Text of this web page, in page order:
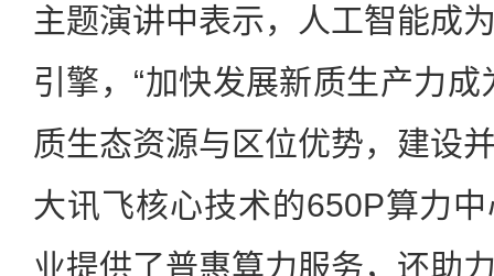
主题演讲中表示，人工智能成
引擎，“加快发展新质生产力
质生态资源与区位优势，建设
大讯飞核心技术的650P算力
业提供了普惠算力服务，还助